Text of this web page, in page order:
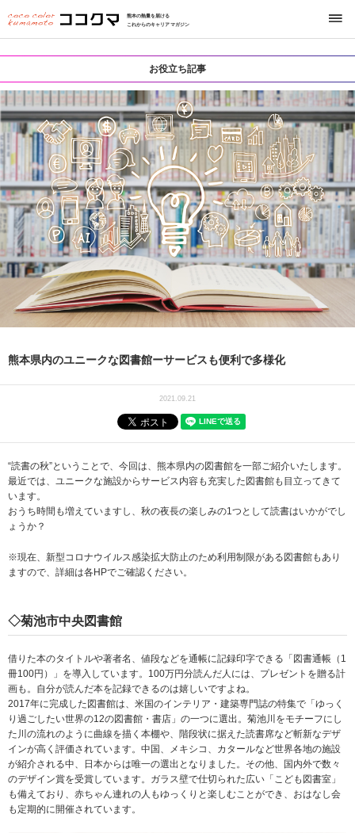
熊本の熱量を届ける
これからのキャリアマガジン
お役立ち記事
熊本県内のユニークな図書館ーサービスも便利で多様化
2021.09.21
“読書の秋”ということで、今回は、熊本県内の図書館を一部ご紹介いたします。
最近では、ユニークな施設からサービス内容も充実した図書館も目立ってきて
います。
おうち時間も増えていますし、秋の夜長の楽しみの1つとして読書はいかがでし
ょうか？
※現在、新型コロナウイルス感染拡大防止のため利用制限がある図書館もあり
ますので、詳細は各HPでご確認ください。
◇菊池市中央図書館
借りた本のタイトルや著者名、値段などを通帳に記録印字できる「図書通帳（1
冊100円）」を導入しています。100万円分読んだ人には、プレゼントを贈る計
画も。自分が読んだ本を記録できるのは嬉しいですよね。
2017年に完成した図書館は、米国のインテリア・建築専門誌の特集で「ゆっく
り過ごしたい世界の12の図書館・書店」の一つに選出。菊池川をモチーフにし
た川の流れのように曲線を描く本棚や、階段状に据えた読書席など斬新なデザ
インが高く評価されています。中国、メキシコ、カタールなど世界各地の施設
が紹介される中、日本からは唯一の選出となりました。その他、国内外で数々
のデザイン賞を受賞しています。ガラス壁で仕切られた広い「こども図書室」
も備えており、赤ちゃん連れの人もゆっくりと楽しむことができ、おはなし会
も定期的に開催されています。